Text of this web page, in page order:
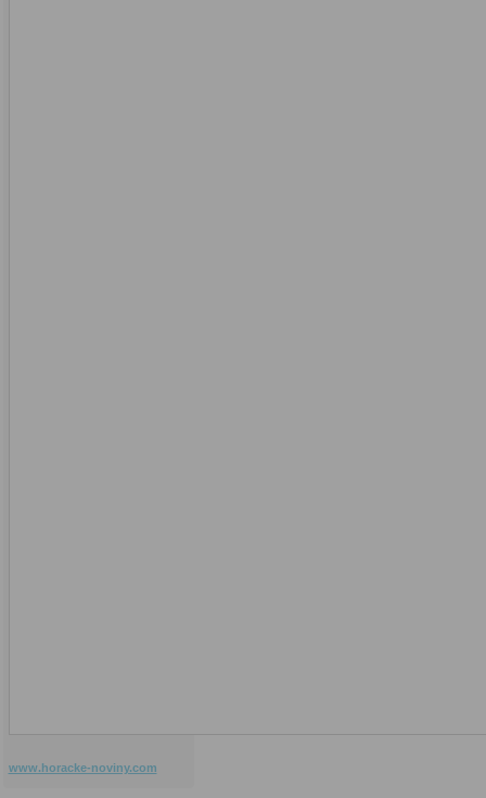
www.horacke-noviny.com